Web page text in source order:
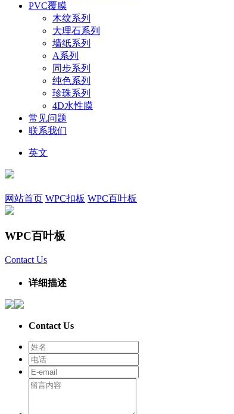
PVC覆膜
木纹系列
大理石系列
墙纸系列
A系列
同步系列
纯色系列
珍珠系列
4D水性膜
常见问题
联系我们
英文
网站首页 WPC扣板 WPC百叶板
WPC百叶板
Contact Us
详细描述
Contact Us